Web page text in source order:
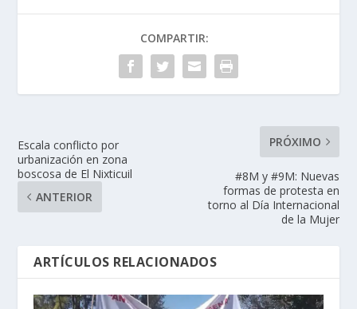
COMPARTIR:
Escala conflicto por
urbanización en zona
boscosa de El Nixticuil
ANTERIOR
PRÓXIMO
#8M y #9M: Nuevas
formas de protesta en
torno al Día Internacional
de la Mujer
ARTÍCULOS RELACIONADOS